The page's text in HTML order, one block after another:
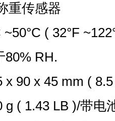
传感器
( 32°F
RH.
x 45 mm ( 8.5
1.43 LB )/带电